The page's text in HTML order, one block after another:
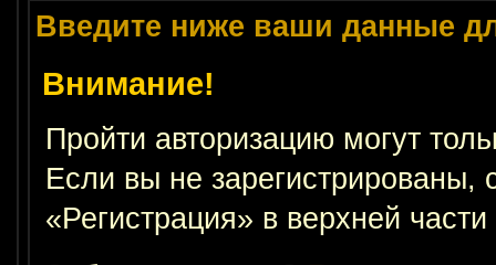
Введите ниже ваши данные
Внимание!
Пройти авторизацию могут
Если вы не зарегистрированы,
«Регистрация» в верхней